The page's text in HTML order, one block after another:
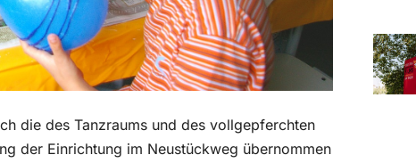
die des Tanzraums und des vollgepferchten
der Einrichtung im Neustückweg übernommen